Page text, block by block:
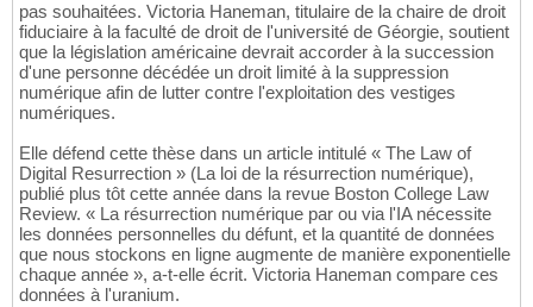
pas souhaitées. Victoria Haneman, titulaire de la chaire de droit
fiduciaire à la faculté de droit de l'université de Géorgie, soutient
que la législation américaine devrait accorder à la succession
d'une personne décédée un droit limité à la suppression
numérique afin de lutter contre l'exploitation des vestiges
numériques.
Elle défend cette thèse dans un article intitulé « The Law of
Digital Resurrection » (La loi de la résurrection numérique),
publié plus tôt cette année dans la revue Boston College Law
Review. « La résurrection numérique par ou via l'IA nécessite
les données personnelles du défunt, et la quantité de données
que nous stockons en ligne augmente de manière exponentielle
chaque année », a-t-elle écrit. Victoria Haneman compare ces
données à l'uranium.